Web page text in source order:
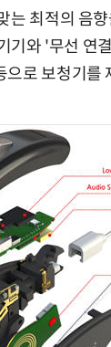
는 최적의 음
기와 '무선 연
으로 보청기를